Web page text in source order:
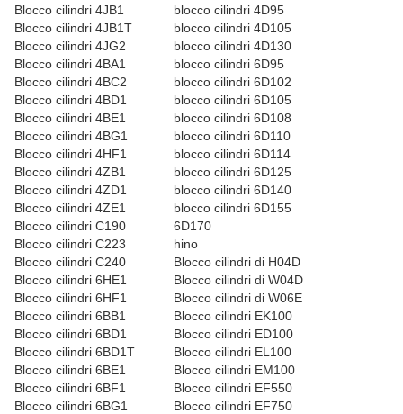
Blocco cilindri 4JB1
blocco cilindri 4D95
Blocco cilindri 4JB1T
blocco cilindri 4D105
Blocco cilindri 4JG2
blocco cilindri 4D130
Blocco cilindri 4BA1
blocco cilindri 6D95
Blocco cilindri 4BC2
blocco cilindri 6D102
Blocco cilindri 4BD1
blocco cilindri 6D105
Blocco cilindri 4BE1
blocco cilindri 6D108
Blocco cilindri 4BG1
blocco cilindri 6D110
Blocco cilindri 4HF1
blocco cilindri 6D114
Blocco cilindri 4ZB1
blocco cilindri 6D125
Blocco cilindri 4ZD1
blocco cilindri 6D140
Blocco cilindri 4ZE1
blocco cilindri 6D155
Blocco cilindri C190
6D170
Blocco cilindri C223
hino
Blocco cilindri C240
Blocco cilindri di H04D
Blocco cilindri 6HE1
Blocco cilindri di W04D
Blocco cilindri 6HF1
Blocco cilindri di W06E
Blocco cilindri 6BB1
Blocco cilindri EK100
Blocco cilindri 6BD1
Blocco cilindri ED100
Blocco cilindri 6BD1T
Blocco cilindri EL100
Blocco cilindri 6BE1
Blocco cilindri EM100
Blocco cilindri 6BF1
Blocco cilindri EF550
Blocco cilindri 6BG1
Blocco cilindri EF750